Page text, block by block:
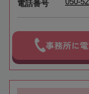
電話番号
事務所に